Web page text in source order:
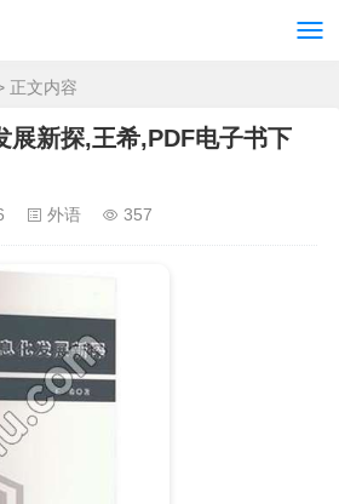
正文内容
展新探,王希,PDF电子书下
外语 357